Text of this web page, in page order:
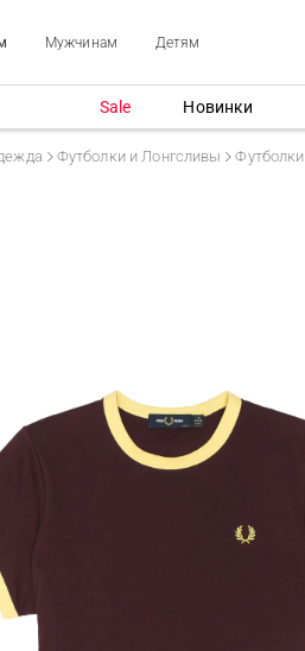
Мужчинам Детям
Sale Новинки
Футболки и Лонгсливы Футболки